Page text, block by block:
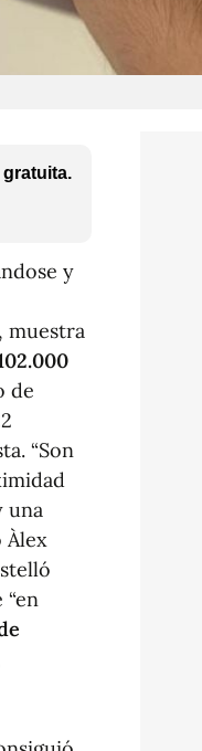
y
muestra
de
“Son
una
Àlex